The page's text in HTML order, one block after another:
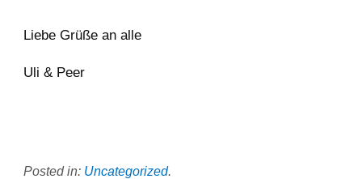
Liebe Grüße an alle
Uli & Peer
Posted in: Uncategorized.